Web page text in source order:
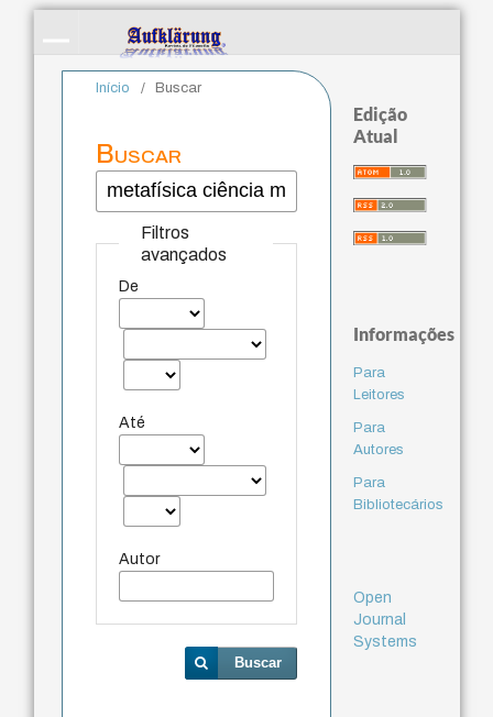
Início / Buscar
Buscar
Filtros
avançados
De
Até
Autor
Buscar
Edição
Atual
Informações
Para
Leitores
Para
Autores
Para
Bibliotecários
Open
Journal
Systems